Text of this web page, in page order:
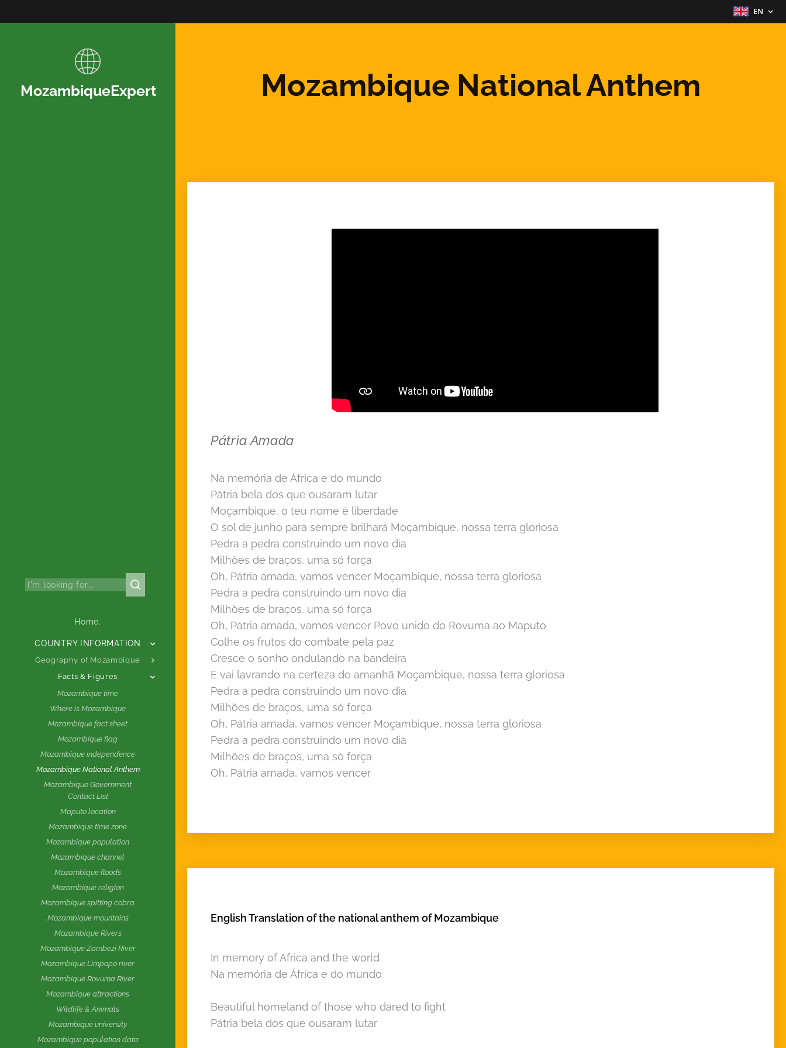
EN
MozambiqueExpert
Home.
COUNTRY INFORMATION
Geography of Mozambique
Facts & Figures
Mozambique time
Where is Mozambique
Mozambique fact sheet
Mozambique flag
Mozambique independence
Mozambique National Anthem
Mozambique Government
Contact List
Maputo location
Mozambique time zone
Mozambique population
Mozambique channel
Mozambique floods
Mozambique religion
Mozambique spitting cobra
Mozambique mountains
Mozambique Rivers
Mozambique Zambezi River
Mozambique Limpopo river
Mozambique Rovuma River
Mozambique attractions
Wildlife & Animals
Mozambique university
Mozambique population data
Mozambique National Anthem
Pátria Amada
Na memória de África e do mundo
Pátria bela dos que ousaram lutar
Moçambique, o teu nome é liberdade
O sol de junho para sempre brilhará Moçambique, nossa terra gloriosa
Pedra a pedra construindo um novo dia
Milhões de braços, uma só força
Oh, Pátria amada, vamos vencer Moçambique, nossa terra gloriosa
Pedra a pedra construindo um novo dia
Milhões de braços, uma só força
Oh, Pátria amada, vamos vencer Povo unido do Rovuma ao Maputo
Colhe os frutos do combate pela paz
Cresce o sonho ondulando na bandeira
E vai lavrando na certeza do amanhã Moçambique, nossa terra gloriosa
Pedra a pedra construindo um novo dia
Milhões de braços, uma só força
Oh, Pátria amada, vamos vencer Moçambique, nossa terra gloriosa
Pedra a pedra construindo um novo dia
Milhões de braços, uma só força
Oh, Pátria amada, vamos vencer
English Translation of the national anthem of Mozambique
In memory of Africa and the world
Na memória de África e do mundo
Beautiful homeland of those who dared to fight
Pátria bela dos que ousaram lutar